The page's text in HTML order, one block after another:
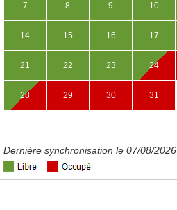
7 8 9 10
14 15 16 17
21 22 23 24
28 29 30 31
Dernière synchronisation le 07/08/2026